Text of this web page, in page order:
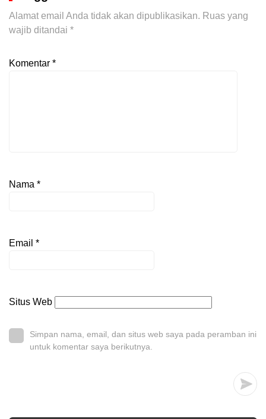
Alamat email Anda tidak akan dipublikasikan. Ruas yang
wajib ditandai *
Komentar *
Nama *
Email *
Situs Web
Simpan nama, email, dan situs web saya pada peramban ini
untuk komentar saya berikutnya.